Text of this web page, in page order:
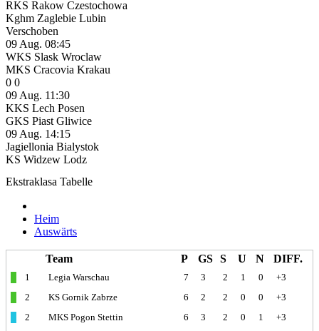
RKS Rakow Czestochowa
Kghm Zaglebie Lubin
Verschoben
09 Aug. 08:45
WKS Slask Wroclaw
MKS Cracovia Krakau
0 0
09 Aug. 11:30
KKS Lech Posen
GKS Piast Gliwice
09 Aug. 14:15
Jagiellonia Bialystok
KS Widzew Lodz
Ekstraklasa Tabelle
Heim
Auswärts
Team P GS S U N DIFF.
1 Legia Warschau 7 3 2 1 0
+3
2
KS Gornik Zabrze 6 2 2 0 0
+3
2
MKS Pogon Stettin 6 3 2 0 1
+3